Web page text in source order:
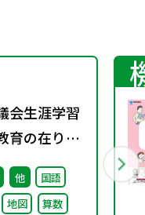
会生涯学習
育の在り方
部会（第1
料
他
国語
地図
算数